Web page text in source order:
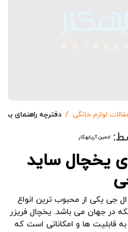
لوازم خانگی دفترچه راهنمای
ادمین آریابهکار
یخچال ساید
جی یکی از محبوب ترین انواع
در جهان می باشد. یخچال فریزر
قابلیت ها و امکاناتی است که